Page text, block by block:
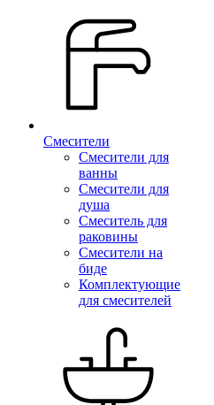
Смесители
Смесители для
ванны
Смесители для
душа
Смеситель для
раковины
Смесители на
биде
Комплектующие
для смесителей